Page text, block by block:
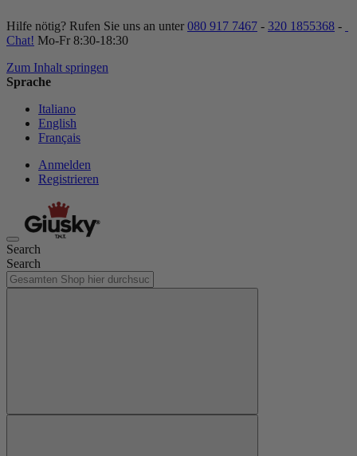
Hilfe nötig? Rufen Sie uns an unter 080 917 7467 - 320 1855368 -
Chat! Mo-Fr 8:30-18:30
Zum Inhalt springen
Sprache
Italiano
English
Français
Anmelden
Registrieren
Search
Search